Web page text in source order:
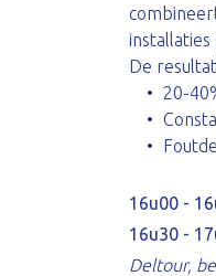
De
20-
16u00 -
16u30 -
Deltour,